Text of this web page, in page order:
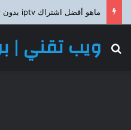
ماهو أفضل اشتراك iptv بدون تقيطع ؟
ويب تقني |
بحث عن